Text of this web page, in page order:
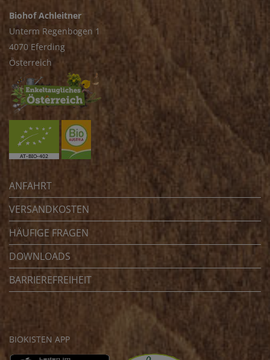
Biohof Achleitner
Unterm Regenbogen 1
4070 Eferding
Österreich
ANFAHRT
VERSANDKOSTEN
HÄUFIGE FRAGEN
DOWNLOADS
BARRIEREFREIHEIT
BIOKISTEN APP